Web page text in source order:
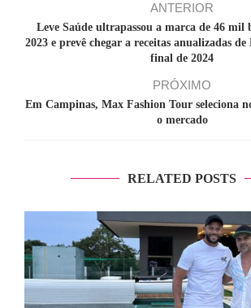
ANTERIOR
Leve Saúde ultrapassou a marca de 46 mil
2023 e prevê chegar a receitas anualizadas de
final de 2024
PRÓXIMO
Em Campinas, Max Fashion Tour seleciona
o mercado
RELATED POSTS